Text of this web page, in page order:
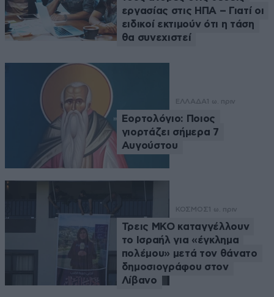
εργασίας στις ΗΠΑ – Γιατί οι
ειδικοί εκτιμούν ότι η τάση
θα συνεχιστεί
ΕΛΛΑΔΑ 1 ω. πριν
Εορτολόγιο: Ποιος
γιορτάζει σήμερα 7
Αυγούστου
ΚΟΣΜΟΣ 1 ω. πριν
Τρεις ΜΚΟ καταγγέλλουν
το Ισραήλ για «έγκλημα
πολέμου» μετά τον θάνατο
δημοσιογράφου στον
Λίβανο